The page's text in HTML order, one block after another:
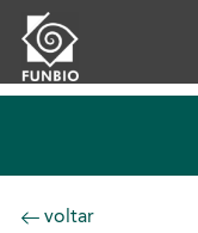
voltar